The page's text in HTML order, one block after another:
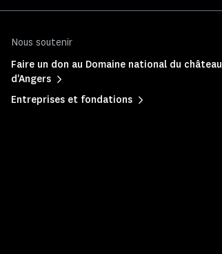
Nous soutenir
Faire un don au Domaine national du château
d'Angers
Entreprises et fondations